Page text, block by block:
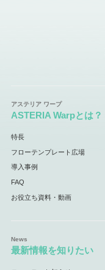
ASTERIA Warpとは？
特長
フローテンプレート広場
導入事例
FAQ
お役立ち資料・動画
最新情報を知りたい